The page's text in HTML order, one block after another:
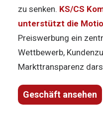
zu senken. KS/CS
unterstützt die
Preiswerbung ein
Wettbewerb,
Markttransparenz
Geschäft ansehen